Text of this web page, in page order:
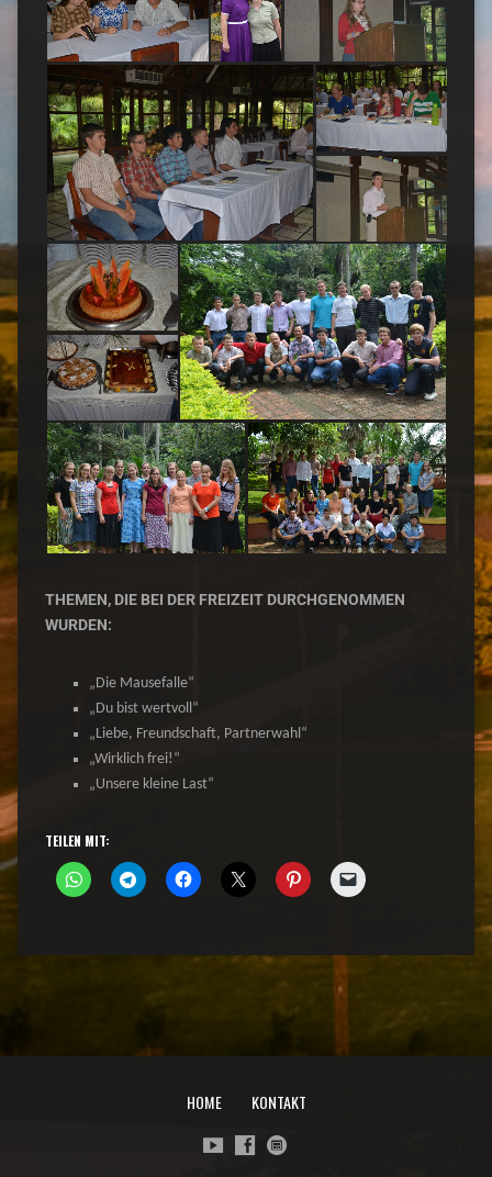
THEMEN, DIE BEI DER FREIZEIT DURCHGENOMMEN
WURDEN:
„Die Mausefalle“
„Du bist wertvoll“
„Liebe, Freundschaft, Partnerwahl“
„Wirklich frei!“
„Unsere kleine Last“
TEILEN MIT:
HOME KONTAKT